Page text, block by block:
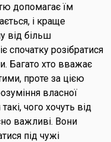
допомагає їм
і краще
від більш
спочатку розібратися
Багато хто вважає
проте за цією
власної
чого хочуть від
важливі. Вони
під чужі